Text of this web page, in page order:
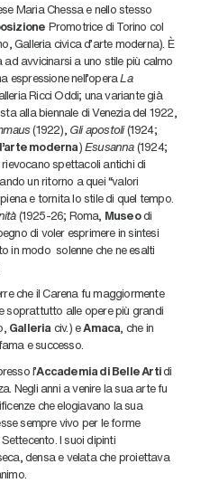
Maria Chessa e nello stesso
Promotrice di Torino col
Galleria civica d’arte moderna). È
ad avvicinarsi a uno stile più calmo
espressione nell’operaLa
Ricci Oddi; una variante già
alla biennale di Venezia del 1922,
(1922), Gli apostoli(1924;
moderna)Esusanna(1924;
spettacoli antichi di
un ritorno a quei “valori
e tornita lo stile di quel tempo.
(1925-26; Roma, Museodi
di voler esprimere in sintesi
in modo solenne che ne esalti
che il Carena fu maggiormente
soprattutto alle opere più grandi
Galleria civ.) eAmaca, che in
e successo.
l’Accademia di Belle Artidi
Negli anni a venire la sua arte fu
che elogiavano la sua
sempre vivo per le forme
I suoi dipinti
densa e velata che proiettava